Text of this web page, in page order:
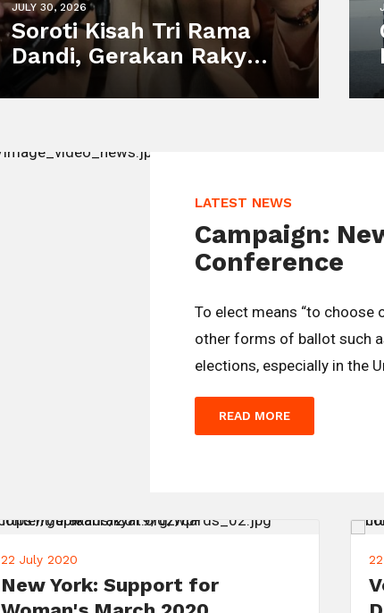
JULY 30, 2026
Soroti Kisah Tri Rama
Dandi, Gerakan Rakyat
Dorong Perlindungan
Pekerja Informal dan
LATEST NEWS
Campaign:
Conference
To elect means “to choose
other forms of ballot such
elections, especially in the
READ MORE
22 July 2020
New York: Support for